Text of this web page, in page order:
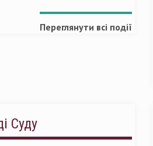
Переглянути всі події
Суду